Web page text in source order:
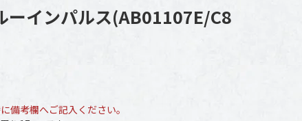
ーインパルス(AB01107E/C8
備考欄へご記入ください。